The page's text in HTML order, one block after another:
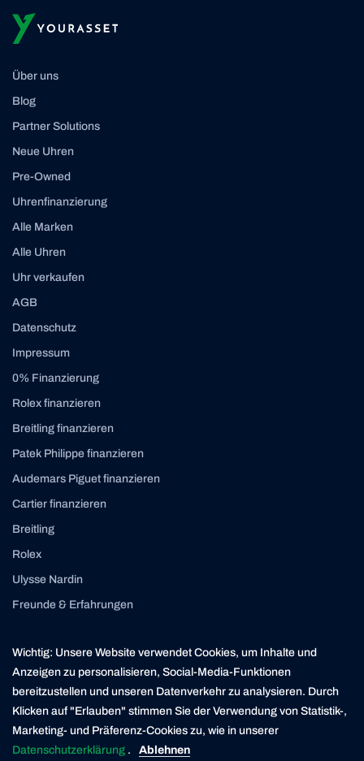
Über uns
Blog
Partner Solutions
Neue Uhren
Pre-Owned
Uhrenfinanzierung
Alle Marken
Alle Uhren
Uhr verkaufen
AGB
Datenschutz
Impressum
0% Finanzierung
Rolex finanzieren
Breitling finanzieren
Patek Philippe finanzieren
Audemars Piguet finanzieren
Cartier finanzieren
Breitling
Rolex
Ulysse Nardin
Freunde & Erfahrungen
Instagram Linkedin
contact@yourasset.com
* Die Kreditvergabe ist verboten, wenn sie zur Überschuldung des Verbrauchers führt (Art. 3
UWG). Der Darlehensgeber ist ein in der Schweiz ansässiger Finanzierungspartner der
Yourasset AG. Yourasset ist ein lizenzierter Kreditvermittler mit Sitz in Zürich.
Wichtig: Unsere Website verwendet Cookies, um Inhalte und
Anzeigen zu personalisieren, Social-Media-Funktionen
bereitzustellen und unseren Datenverkehr zu analysieren. Durch
Klicken auf "Erlauben" stimmen Sie der Verwendung von Statistik-,
Marketing- und Präferenz-Cookies zu, wie in unserer
Datenschutzerklärung . Ablehnen